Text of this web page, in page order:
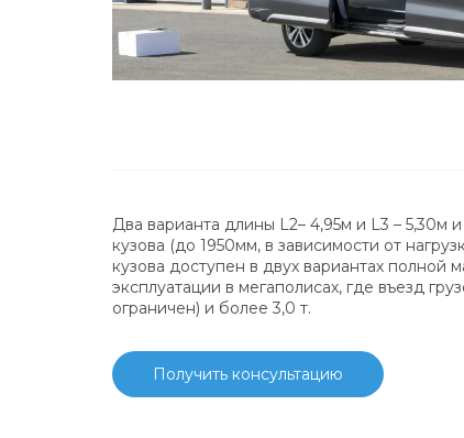
Два варианта длины L2– 4,95м и L3 – 5,30м
кузова (до 1950мм, в зависимости от
кузова доступен в двух вариантах полной
эксплуатации в мегаполисах, где въезд
ограничен) и более 3,0 т.
Получить консультацию